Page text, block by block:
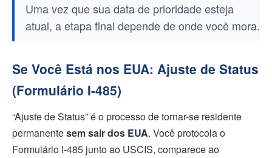
Uma vez que sua data de prioridade esteja
atual, a etapa final depende de onde você mora.
Se Você Está nos EUA: Ajuste de Status
(Formulário I-485)
“Ajuste de Status” é o processo de tornar-se residente
permanentesem sair dos EUA. Você protocola o
Formulário I-485 junto ao USCIS, comparece ao